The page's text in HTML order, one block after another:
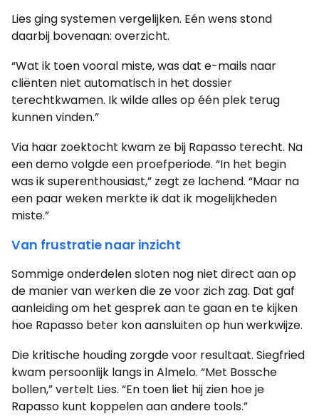
Lies ging systemen vergelijken. Eén wens stond
daarbij bovenaan: overzicht.
“Wat ik toen vooral miste, was dat e-mails naar
cliënten niet automatisch in het dossier
terechtkwamen. Ik wilde alles op één plek terug
kunnen vinden.”
Via haar zoektocht kwam ze bij Rapasso terecht. Na
een demo volgde een proefperiode. “In het begin
was ik superenthousiast,” zegt ze lachend. “Maar na
een paar weken merkte ik dat ik mogelijkheden
miste.”
Van frustratie naar inzicht
Sommige onderdelen sloten nog niet direct aan op
de manier van werken die ze voor zich zag. Dat gaf
aanleiding om het gesprek aan te gaan en te kijken
hoe Rapasso beter kon aansluiten op hun werkwijze.
Die kritische houding zorgde voor resultaat. Siegfried
kwam persoonlijk langs in Almelo. “Met Bossche
bollen,” vertelt Lies. “En toen liet hij zien hoe je
Rapasso kunt koppelen aan andere tools.”